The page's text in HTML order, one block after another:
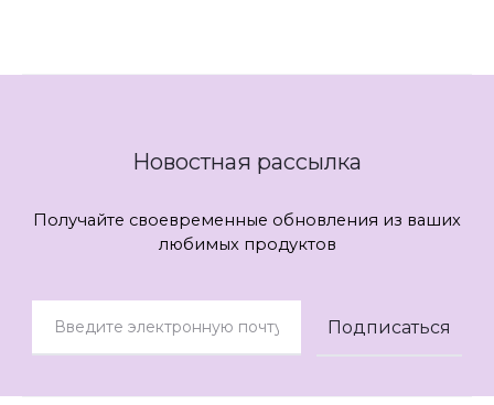
Новостная рассылка
Получайте своевременные обновления из ваших
любимых продуктов